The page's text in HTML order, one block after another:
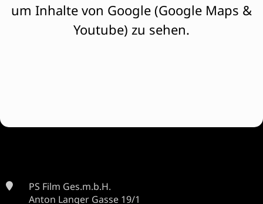
um Inhalte von Google (Google Maps &
Youtube) zu sehen.
PS Film Ges.m.b.H.
Anton Langer Gasse 19/1